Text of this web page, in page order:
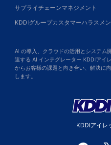
サプライチェーンマネジメント
KDDIグループカスタマーハラスメ
AI の導入、クラウドの活用とシステム
速する AI インテグレーター KDDIアイ
からお客様の課題と向き合い、解決に
します。
KDDIアイレ